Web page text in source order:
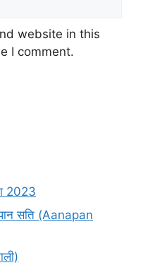
website in this
I comment.
2023
सति (Aanapan